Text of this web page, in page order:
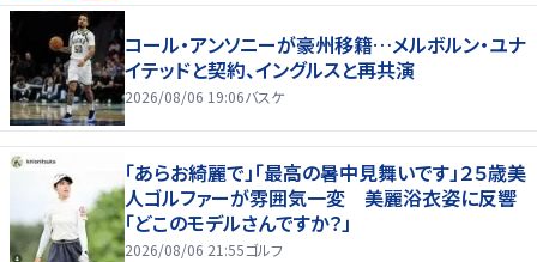
コール・アンソニーが豪州移籍…メルボルン・ユナ
イテッドと契約、イングルスと再共演
2026/08/06 19:06バスケ
「あらお綺麗で」「最高の暑中見舞いです」２５歳美
人ゴルファーが雰囲気一変 美麗浴衣姿に反響
「どこのモデルさんですか？」
2026/08/06 21:55ゴルフ